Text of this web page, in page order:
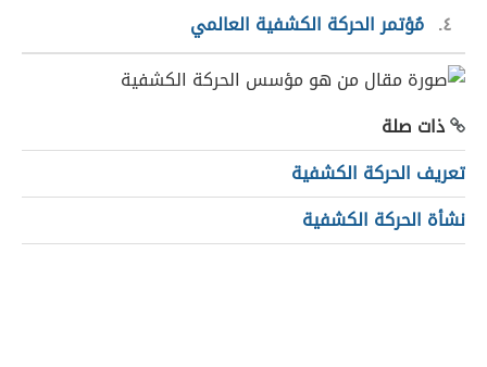
٤ مُؤتمر الحركة الكشفية العالمي
ذات صلة
تعريف الحركة الكشفية
نشأة الحركة الكشفية